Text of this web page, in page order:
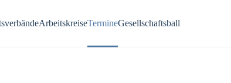
ArbeitskreiseTermineGesellschaftsball